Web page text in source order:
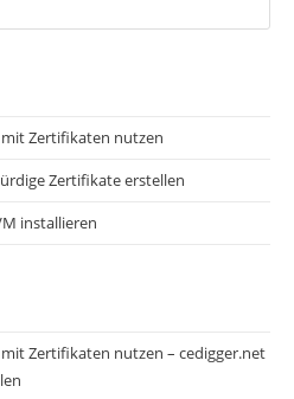
Zertifikaten nutzen
Zertifikate erstellen
installieren
Zertifikaten nutzen – cedigger.net